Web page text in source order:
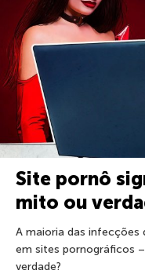
Site pornô
mito ou
A maioria das infecções
em sites pornográficos
verdade?